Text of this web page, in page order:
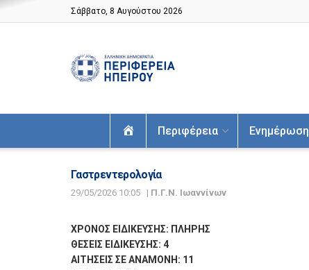
Σάββατο, 8 Αυγούστου 2026
ΑρχικήΠεριφέρεια Ενημέρωση
Γαστρεντερολογία
29/05/2026 10:05 | Π.Γ.Ν. Ιωαννίνων
ΧΡΟΝΟΣ ΕΙΔΙΚΕΥΣΗΣ: ΠΛΗΡΗΣ
ΘΕΣΕΙΣ ΕΙΔΙΚΕΥΣΗΣ: 4
ΑΙΤΗΣΕΙΣ ΣΕ ΑΝΑΜΟΝΗ: 11